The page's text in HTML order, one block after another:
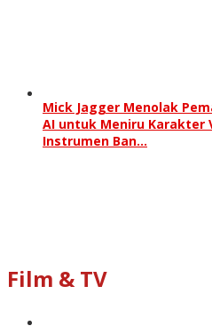
Mick Jagger Menolak
AI untuk Meniru Karakter
Instrumen Ban…
Film & TV